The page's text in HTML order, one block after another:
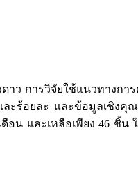
การวิจัยใช้แนวทางกา
ะร้อยละ และข้อมูลเชิง
อน และเหลือเพียง 46 ชิ้